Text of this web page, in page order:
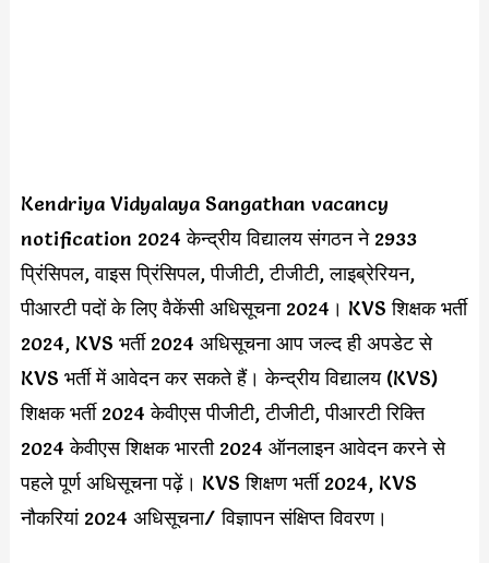
Kendriya Vidyalaya Sangathan vacancy
notification 2024 केन्द्रीय विद्यालय संगठन ने 2933
प्रिंसिपल, वाइस प्रिंसिपल, पीजीटी, टीजीटी, लाइब्रेरियन,
पीआरटी पदों के लिए वैकेंसी अधिसूचना 2024। KVS शिक्षक भर्ती
2024, KVS भर्ती 2024 अधिसूचना आप जल्द ही अपडेट से
KVS भर्ती में आवेदन कर सकते हैं। केन्द्रीय विद्यालय (KVS)
शिक्षक भर्ती 2024 केवीएस पीजीटी, टीजीटी, पीआरटी रिक्ति
2024 केवीएस शिक्षक भारती 2024 ऑनलाइन आवेदन करने से
पहले पूर्ण अधिसूचना पढ़ें। KVS शिक्षण भर्ती 2024, KVS
नौकरियां 2024 अधिसूचना/ विज्ञापन संक्षिप्त विवरण।